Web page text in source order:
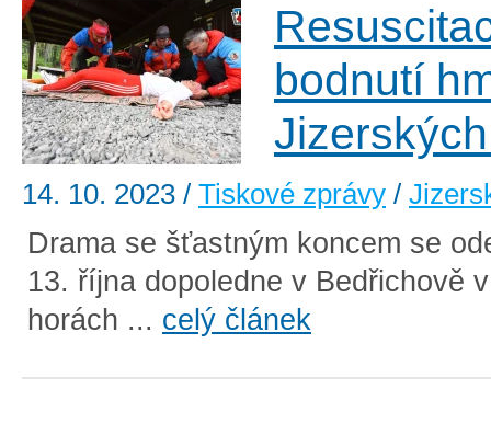
bodnutí
14. 10. 2023 / Tiskové zprávy /
Drama se šťastným koncem se
13. října dopoledne v Bedřichově
horách ... celý článek